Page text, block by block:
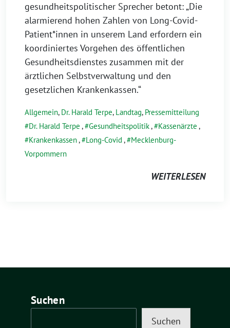
gesundheitspolitischer Sprecher betont: „Die
alarmierend hohen Zahlen von Long-Covid-
Patient*innen in unserem Land erfordern ein
koordiniertes Vorgehen des öffentlichen
Gesundheitsdienstes zusammen mit der
ärztlichen Selbstverwaltung und den
gesetzlichen Krankenkassen.“
Allgemein, Dr. Harald Terpe, Landtag, Pressemitteilung
Dr. Harald Terpe , Gesundheitspolitik, Kassenärzte ,
Krankenkassen, Long-Covid ,
Mecklenburg-
Vorpommern
WEITERLESEN
Suchen
Suchen